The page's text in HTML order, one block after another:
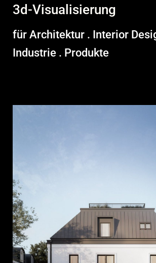
3d-Visualisierung
für Architektur . Interior
Industrie . Produkte